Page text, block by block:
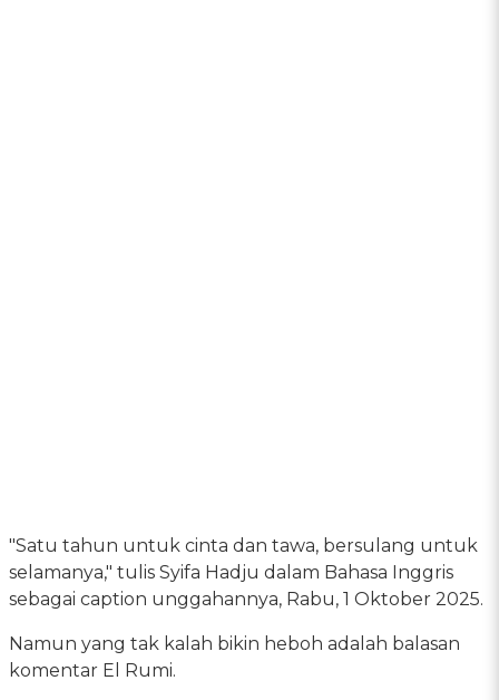
"Satu tahun untuk cinta dan tawa, bersulang untuk
selamanya," tulis Syifa Hadju dalam Bahasa Inggris
sebagai caption unggahannya, Rabu, 1 Oktober 2025.
Namun yang tak kalah bikin heboh adalah balasan
komentar El Rumi.